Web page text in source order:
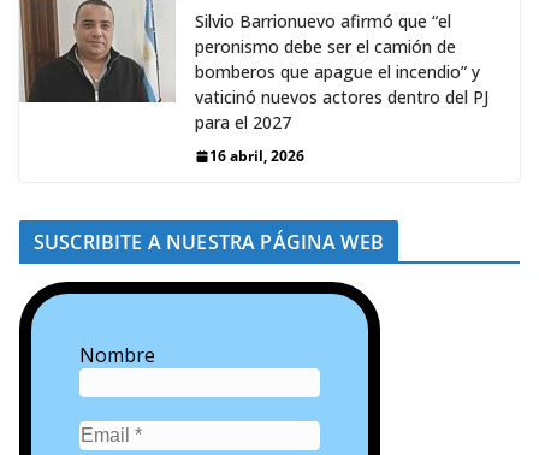
Silvio Barrionuevo afirmó que “el
peronismo debe ser el camión de
bomberos que apague el incendio” y
vaticinó nuevos actores dentro del PJ
para el 2027
16 abril, 2026
SUSCRIBITE A NUESTRA PÁGINA WEB
Nombre